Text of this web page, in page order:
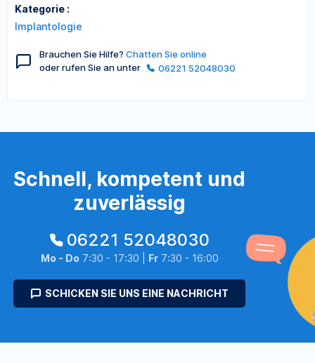
Kategorie :
Implantologie
Brauchen Sie Hilfe? Chatten Sie online
oder rufen Sie an unter
06221 52048030
Schnell, kompetent und
zuverlässig
06221 52048030
Mo - Do 7:30 - 17:30 | Fr7:30 - 16:00
SCHICKEN SIE UNS EINE NACHRICHT